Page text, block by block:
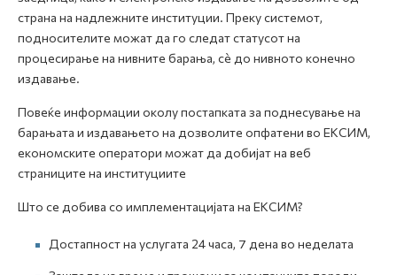
страна на надлежните институции. Преку системот,
подносителите можат да го следат статусот на
процесирање на нивните барања, сè до нивното конечно
издавање.
Повеќе информации околу постапката за поднесување на
барањата и издавањето на дозволите опфатени во ЕКСИМ,
економските оператори можат да добијат на веб
страниците на институциите
Што се добива со имплементацијата на ЕКСИМ?
Достапност на услугата 24 часа, 7 дена во неделата